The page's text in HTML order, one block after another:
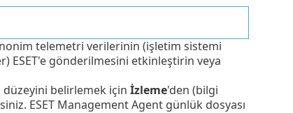
telemetri verilerinin (işletim sistemi
ESET'e gönderilmesini etkinleştirin veya
belirlemek için İzleme'den (bilgi
ESET Management Agent günlük dosyası